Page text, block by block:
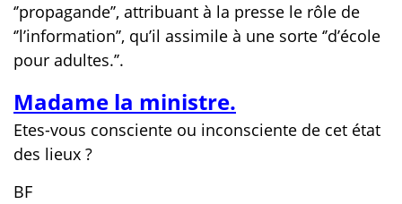
‘’propagande’’, attribuant à la presse le rôle de
‘’l’information’’, qu’il assimile à une sorte ‘’d’école
pour adultes.’’.
Madame la ministre.
Etes-vous consciente ou inconsciente de cet état
des lieux ?
BF